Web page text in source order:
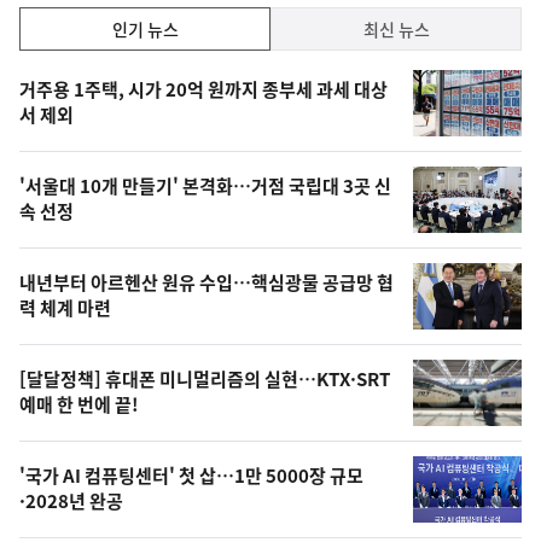
인
기,
최
신,
오
늘
의
영
상
오
늘
의
사
진
인기 뉴스 최신 뉴스
인
기
뉴
스
거주용 1주택, 시가 20억 원까지 종부세 과세 대상
서 제외
'서울대 10개 만들기' 본격화…거점 국립대 3곳 신
속 선정
내년부터 아르헨산 원유 수입…핵심광물 공급망 협
력 체계 마련
[달달정책] 휴대폰 미니멀리즘의 실현…KTX·SRT
예매 한 번에 끝!
'국가 AI 컴퓨팅센터' 첫 삽…1만 5000장 규모
·2028년 완공